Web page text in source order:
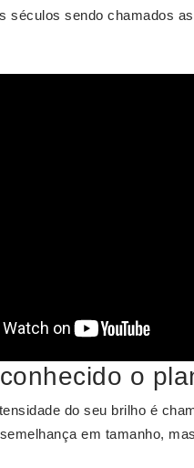
séculos sendo chamados
o
do seu brilho é
em tamanho,